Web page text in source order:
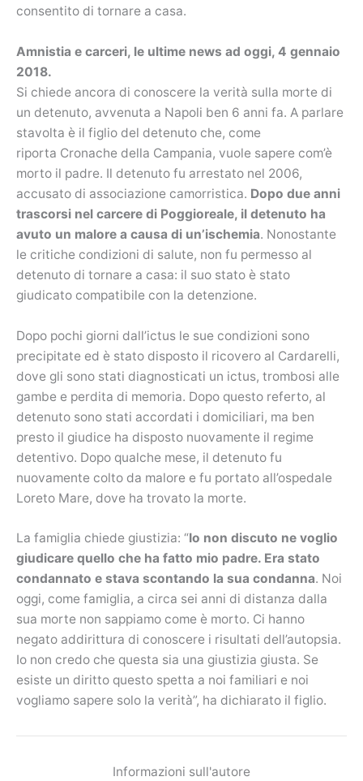
consentito di tornare a casa.
Amnistia e carceri, le ultime news ad oggi, 4 gennaio
2018.
Si chiede ancora di conoscere la verità sulla morte di
un detenuto, avvenuta a Napoli ben 6 anni fa. A parlare
stavolta è il figlio del detenuto che, come
riporta Cronache della Campania, vuole sapere com’è
morto il padre. Il detenuto fu arrestato nel 2006,
accusato di associazione camorristica. Dopo due anni
trascorsi nel carcere di Poggioreale, il detenuto ha
avuto un malore a causa di un’ischemia. Nonostante
le critiche condizioni di salute, non fu permesso al
detenuto di tornare a casa: il suo stato è stato
giudicato compatibile con la detenzione.
Dopo pochi giorni dall’ictus le sue condizioni sono
precipitate ed è stato disposto il ricovero al Cardarelli,
dove gli sono stati diagnosticati un ictus, trombosi alle
gambe e perdita di memoria. Dopo questo referto, al
detenuto sono stati accordati i domiciliari, ma ben
presto il giudice ha disposto nuovamente il regime
detentivo. Dopo qualche mese, il detenuto fu
nuovamente colto da malore e fu portato all’ospedale
Loreto Mare, dove ha trovato la morte.
La famiglia chiede giustizia: “Io non discuto ne voglio
giudicare quello che ha fatto mio padre. Era stato
condannato e stava scontando la sua condanna. Noi
oggi, come famiglia, a circa sei anni di distanza dalla
sua morte non sappiamo come è morto. Ci hanno
negato addirittura di conoscere i risultati dell’autopsia.
Io non credo che questa sia una giustizia giusta. Se
esiste un diritto questo spetta a noi familiari e noi
vogliamo sapere solo la verità”, ha dichiarato il figlio.
Informazioni sull'autore